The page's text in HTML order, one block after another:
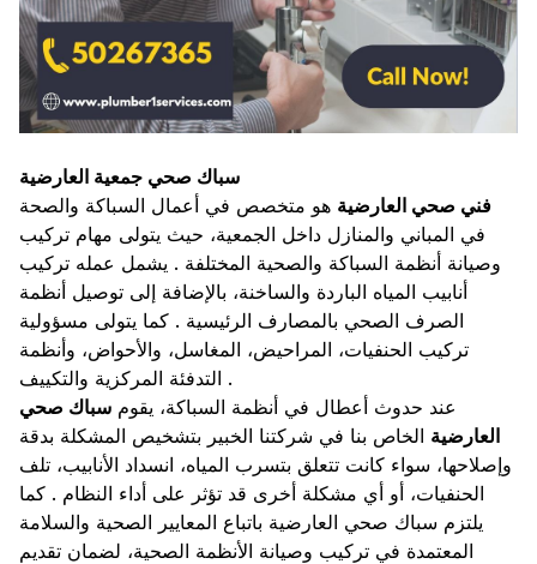
سباك صحي جمعية العارضية
فني صحي العارضية هو متخصص في أعمال السباكة والصحة
في المباني والمنازل داخل الجمعية، حيث يتولى مهام تركيب
وصيانة أنظمة السباكة والصحية المختلفة . يشمل عمله تركيب
أنابيب المياه الباردة والساخنة، بالإضافة إلى توصيل أنظمة
الصرف الصحي بالمصارف الرئيسية . كما يتولى مسؤولية
تركيب الحنفيات، المراحيض، المغاسل، والأحواض، وأنظمة
التدفئة المركزية والتكييف .
عند حدوث أعطال في أنظمة السباكة، يقوم سباك صحي
العارضية الخاص بنا في شركتنا الخبير بتشخيص المشكلة بدقة
وإصلاحها، سواء كانت تتعلق بتسرب المياه، انسداد الأنابيب، تلف
الحنفيات، أو أي مشكلة أخرى قد تؤثر على أداء النظام . كما
يلتزم سباك صحي العارضية باتباع المعايير الصحية والسلامة
المعتمدة في تركيب وصيانة الأنظمة الصحية، لضمان تقديم